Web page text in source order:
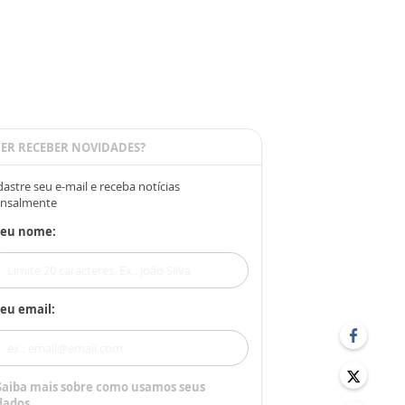
RECEBER NOVIDADES?
seu e-mail e receba notícias
nome:
email:
mais sobre como usamos seus